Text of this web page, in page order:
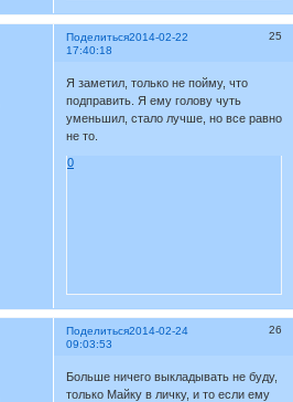
Поделиться 25
2014-02-22
17:40:18
Я заметил, только не пойму, что
подправить. Я ему голову чуть
уменьшил, стало лучше, но все равно
не то.
0
Поделиться 26
2014-02-24
09:03:53
Больше ничего выкладывать не буду,
только Майку в личку, и то если ему